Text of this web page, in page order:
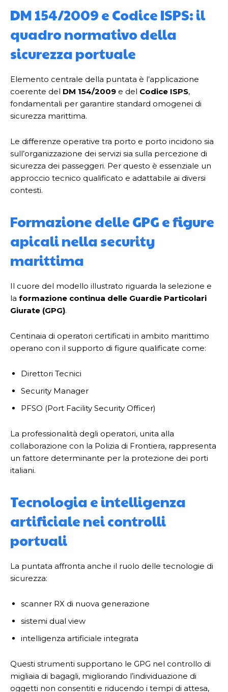
DM 154/2009 e Codice ISPS: il
quadro normativo della
sicurezza portuale
Elemento centrale della puntata è l’applicazione
coerente del DM 154/2009 e del Codice ISPS,
fondamentali per garantire standard omogenei di
sicurezza marittima.
Le differenze operative tra porto e porto incidono sia
sull’organizzazione dei servizi sia sulla percezione di
sicurezza dei passeggeri. Per questo è essenziale un
approccio tecnico qualificato e adattabile ai diversi
contesti.
Formazione delle GPG e figure
apicali nella security
marittima
Il cuore del modello illustrato riguarda la selezione e
la formazione continua delle Guardie Particolari
Giurate (GPG).
Centinaia di operatori certificati in ambito marittimo
operano con il supporto di figure qualificate come:
Direttori Tecnici
Security Manager
PFSO (Port Facility Security Officer)
La professionalità degli operatori, unita alla
collaborazione con la Polizia di Frontiera, rappresenta
un fattore determinante per la protezione dei porti
italiani.
Tecnologia e intelligenza
artificiale nei controlli
portuali
La puntata affronta anche il ruolo delle tecnologie di
sicurezza:
scanner RX di nuova generazione
sistemi dual view
intelligenza artificiale integrata
Questi strumenti supportano le GPG nel controllo di
migliaia di bagagli, migliorando l’individuazione di
oggetti non consentiti e riducendo i tempi di attesa,